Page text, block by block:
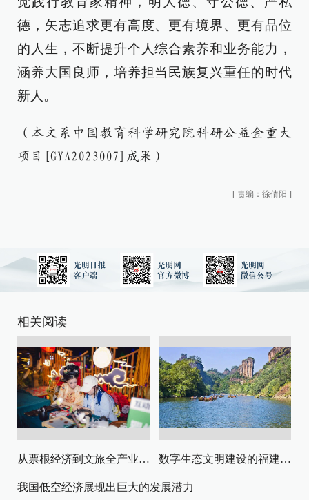
德，矢志追求更有高度、更有境界、更有品位
的人生，不断提升个人综合素养和业务能力，
涵养大国良师，培养担当民族复兴重任的时代
新人。
（本文系中国教育科学研究院科研公益金重大
项目[GYA2023007]成果）
[ 责编：徐倩阳 ]
相关阅读
从票根经济到文旅全产业链升级 数字生态文明建设的福建路径与启示
我国低空经济展现出巨大的发展潜力